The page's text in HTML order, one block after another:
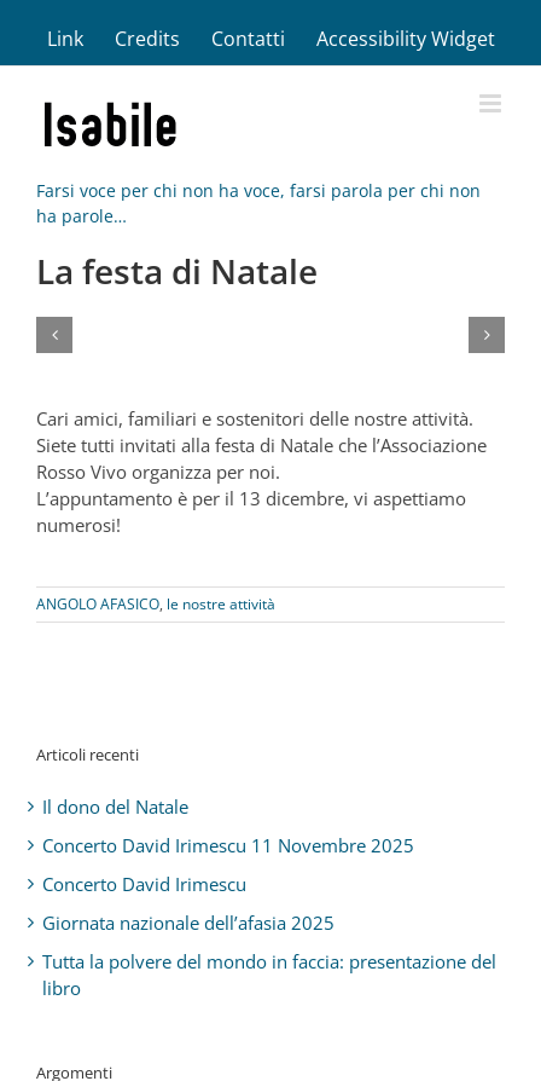
contenuto
Link Credits Contatti Accessibility Widget
Farsi voce per chi non ha voce, farsi parola per chi non
ha parole…
La festa di Natale
Cari amici, familiari e sostenitori delle nostre attività.
Siete tutti invitati alla festa di Natale che l’Associazione
Rosso Vivo organizza per noi.
L’appuntamento è per il 13 dicembre, vi aspettiamo
numerosi!
ANGOLO AFASICO, le nostre attività
Articoli recenti
Il dono del Natale
Concerto David Irimescu 11 Novembre 2025
Concerto David Irimescu
Giornata nazionale dell’afasia 2025
Tutta la polvere del mondo in faccia: presentazione del
libro
Argomenti